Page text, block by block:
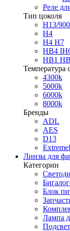
Реле
Тип цоколя
H13/
H4
H4 H7
HB4
HB1
Температура
4300k
5000k
6000k
8000k
Бренды
ADL
AES
D13
Линзы для
Категории
Блок
Лампа